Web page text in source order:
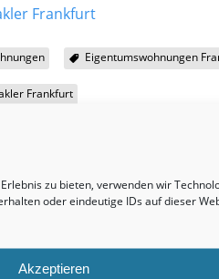
zu bieten, verwenden wir
oder eindeutige IDs auf dieser
Akzeptieren
Frankfurt
Eigentumswohnungen
Frankfurt
durchweg eine wirklich